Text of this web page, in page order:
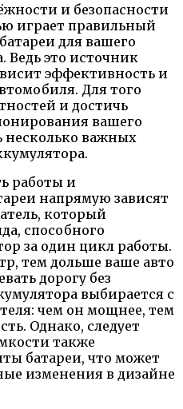
и безопасности
играет правильный
для вашего
Ведь это источник
эффективность и
Для того
и достичь
вашего
несколько важных
работы и
напрямую зависят
который
способного
за один цикл работы.
тем дольше ваше авто
дорогу без
выбирается с
чем он мощнее, тем
Однако, следует
также
батареи, что может
изменения в дизайне